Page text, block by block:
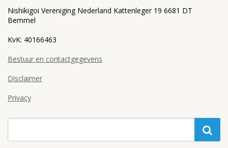
Nishikigoi Vereniging Nederland Kattenleger 19 6681 DT
Bemmel
KvK: 40166463
Bestuur en contactgegevens
Disclaimer
Privacy